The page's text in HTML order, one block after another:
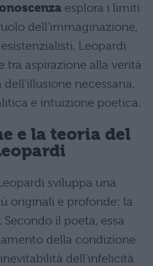
esplora i limiti
dell’immaginazione,
Leopardi
tra aspirazione alla verità
necessaria,
e intuizione poetica.
e la teoria del
sviluppa una
originali e profonde: la
il poeta, essa
della condizione
dell’infelicità